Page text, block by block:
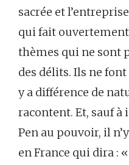
sacrée et
qui fait
thèmes qui ne sont
des délits. Ils ne
y a différence de
racontent. Et, sauf
Pen au pouvoir, il
en France qui dira :